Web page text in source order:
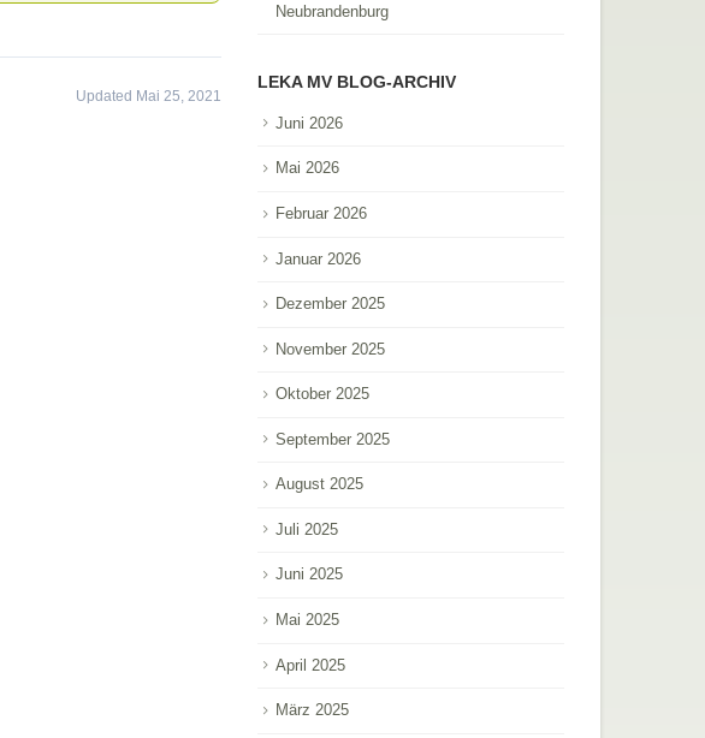
Updated Mai 25, 2021
Neubrandenburg
LEKA MV BLOG-ARCHIV
Juni 2026
Mai 2026
Februar 2026
Januar 2026
Dezember 2025
November 2025
Oktober 2025
September 2025
August 2025
Juli 2025
Juni 2025
Mai 2025
April 2025
März 2025